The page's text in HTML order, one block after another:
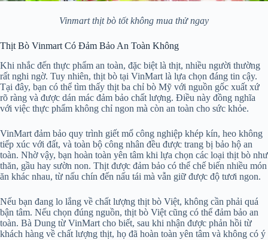
Vinmart thịt bò tốt không mua thử ngay
Thịt Bò Vinmart Có Đảm Bảo An Toàn Không
Khi nhắc đến thực phẩm an toàn, đặc biệt là thịt, nhiều người thường
rất nghi ngờ. Tuy nhiên, thịt bò tại VinMart là lựa chọn đáng tin cậy.
Tại đây, bạn có thể tìm thấy thịt ba chỉ bò Mỹ với nguồn gốc xuất xứ
rõ ràng và được dán mác đảm bảo chất lượng. Điều này đồng nghĩa
với việc thực phẩm không chỉ ngon mà còn an toàn cho sức khỏe.
VinMart đảm bảo quy trình giết mổ công nghiệp khép kín, heo không
tiếp xúc với đất, và toàn bộ công nhân đều được trang bị bảo hộ an
toàn. Nhờ vậy, bạn hoàn toàn yên tâm khi lựa chọn các loại thịt bò như
thăn, gầu hay sườn non. Thịt được đảm bảo có thể chế biến nhiều món
ăn khác nhau, từ nấu chín đến nấu tái mà vẫn giữ được độ tươi ngon.
Nếu bạn đang lo lắng về chất lượng thịt bò Việt, không cần phải quá
bận tâm. Nếu chọn đúng nguồn, thịt bò Việt cũng có thể đảm bảo an
toàn. Bà Dung từ VinMart cho biết, sau khi nhận được phản hồi từ
khách hàng về chất lượng thịt, họ đã hoàn toàn yên tâm và không có ý